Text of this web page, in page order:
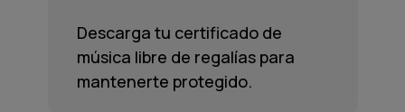
Descarga tu certificado de
música libre de regalías para
mantenerte protegido.